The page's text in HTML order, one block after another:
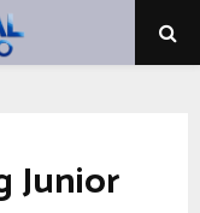
Junior